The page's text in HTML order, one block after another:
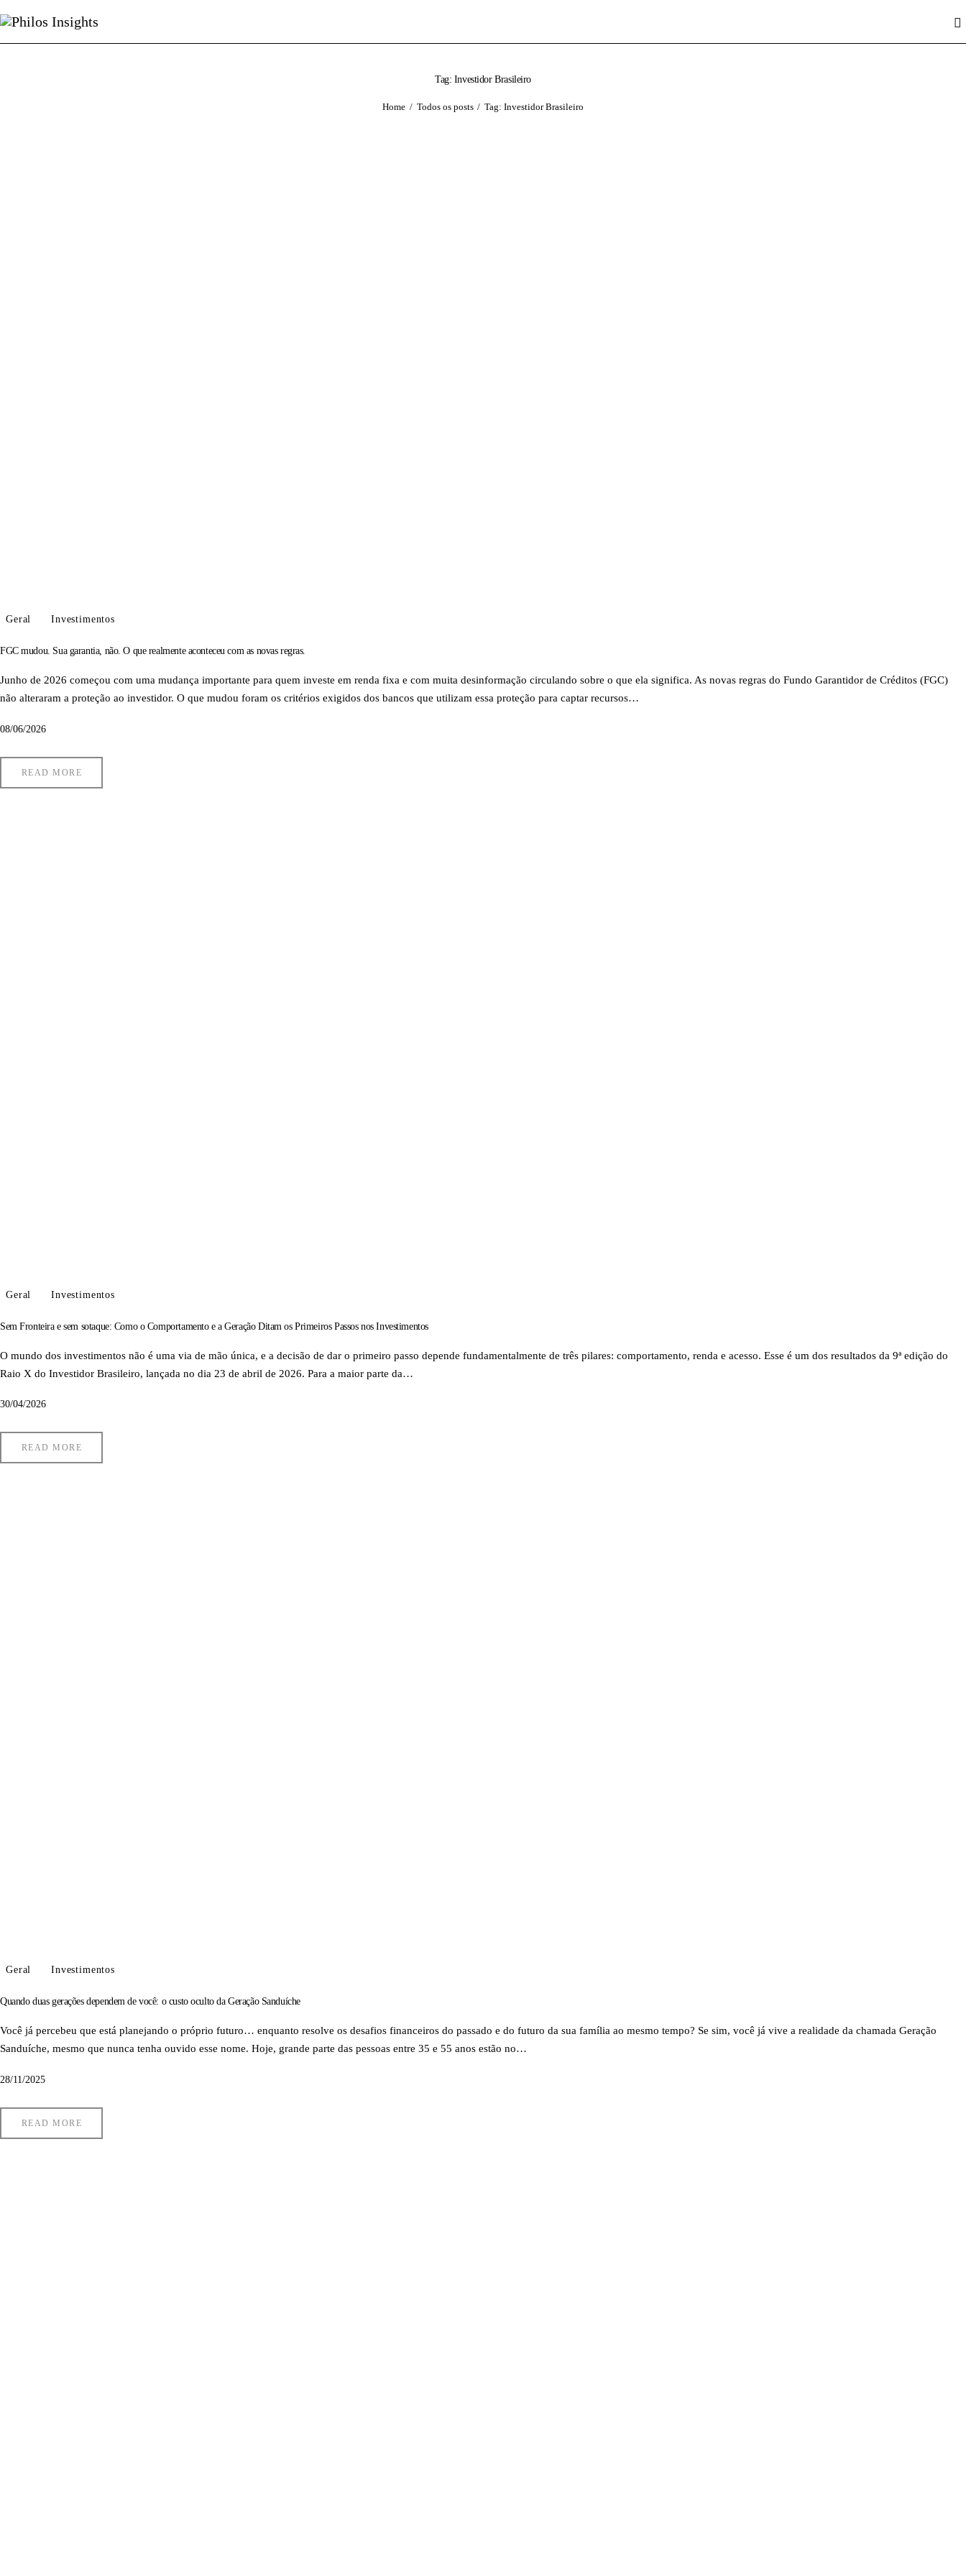
Tag: Investidor Brasileiro
Home Todos os posts Tag: Investidor Brasileiro
Philos Insights
Geral Investimentos
FGC mudou. Sua garantia, não. O que realmente aconteceu com as novas regras.
Junho de 2026 começou com uma mudança importante para quem investe em renda fixa e com muita desinformação circulando sobre o que ela significa. As novas regras do Fundo Garantidor de Créditos (FGC)
não alteraram a proteção ao investidor. O que mudou foram os critérios exigidos dos bancos que utilizam essa proteção para captar recursos…
08/06/2026
READ MORE
Geral Investimentos
Sem Fronteira e sem sotaque: Como o Comportamento e a Geração Ditam os Primeiros Passos nos Investimentos
O mundo dos investimentos não é uma via de mão única, e a decisão de dar o primeiro passo depende fundamentalmente de três pilares: comportamento, renda e acesso. Esse é um dos resultados da 9ª edição do
Raio X do Investidor Brasileiro, lançada no dia 23 de abril de 2026. Para a maior parte da…
30/04/2026
READ MORE
Geral Investimentos
Quando duas gerações dependem de você: o custo oculto da Geração Sanduíche
Você já percebeu que está planejando o próprio futuro… enquanto resolve os desafios financeiros do passado e do futuro da sua família ao mesmo tempo? Se sim, você já vive a realidade da chamada Geração
Sanduíche, mesmo que nunca tenha ouvido esse nome. Hoje, grande parte das pessoas entre 35 e 55 anos estão no…
28/11/2025
READ MORE